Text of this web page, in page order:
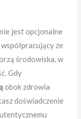
jest opcjonalne
ze
środowiska, w
Gdy
obok zdrowia
doświadczenie